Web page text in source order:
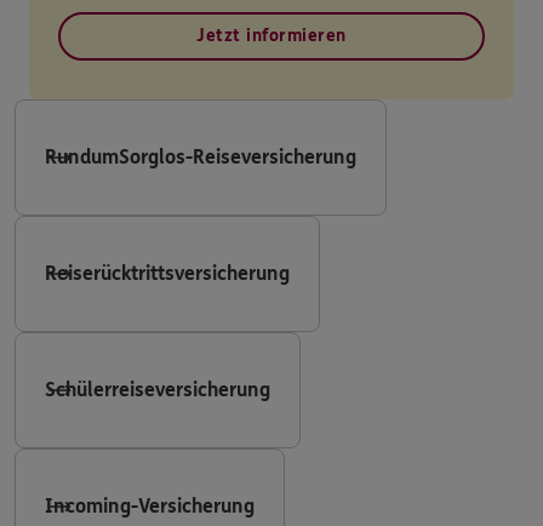
Jetzt informieren
RundumSorglos-Reiseversicherung
Reiserücktrittsversicherung
Schülerreiseversicherung
Incoming-Versicherung